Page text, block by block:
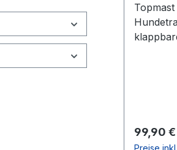
es im
99,90 €
Preise